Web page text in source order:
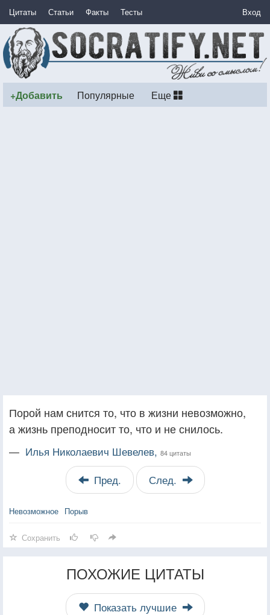
Цитаты Статьи Факты Тесты Вход
+Добавить Популярные Еще
Порой нам снится то, что в жизни невозможно,
а жизнь преподносит то, что и не снилось.
— Илья Николаевич Шевелев, 84 цитаты
Пред. След.
Невозможное Порыв
Сохранить
ПОХОЖИЕ ЦИТАТЫ
Показать лучшие